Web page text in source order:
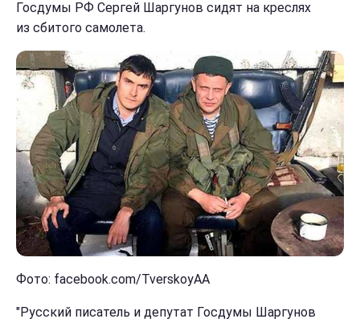
Госдумы РФ Сергей Шаргунов сидят на креслях
из сбитого самолета.
Фото: facebook.com/TverskoyAA
"Русский писатель и депутат Госдумы Шаргунов